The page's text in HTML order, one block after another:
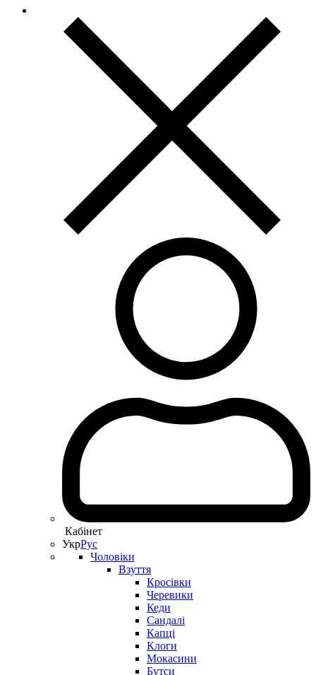
Кабінет
УкрРус
Чоловіки
Взуття
Кросівки
Черевики
Кеди
Сандалі
Капці
Клоги
Мокасини
Бутси